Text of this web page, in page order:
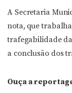
A Secretaria
nota, que
trafegabilidade
a conclusão dos
Ouça a